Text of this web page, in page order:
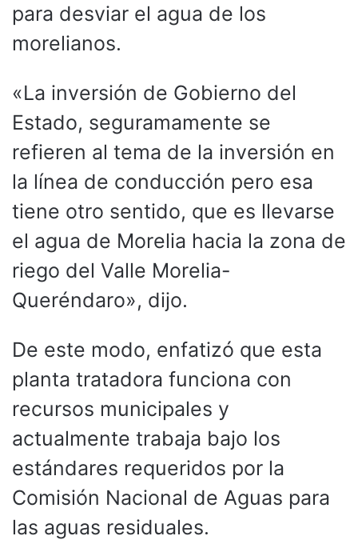
para desviar el agua de los
morelianos.
«La inversión de Gobierno del
Estado, seguramamente se
refieren al tema de la inversión en
la línea de conducción pero esa
tiene otro sentido, que es llevarse
el agua de Morelia hacia la zona de
riego del Valle Morelia-
Queréndaro», dijo.
De este modo, enfatizó que esta
planta tratadora funciona con
recursos municipales y
actualmente trabaja bajo los
estándares requeridos por la
Comisión Nacional de Aguas para
las aguas residuales.